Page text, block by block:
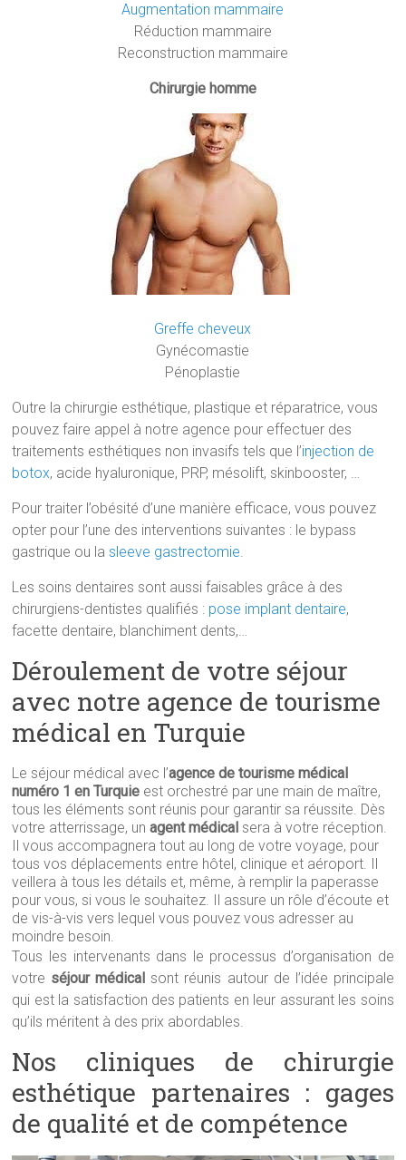
Augmentation mammaire
Réduction mammaire
Reconstruction mammaire
Chirurgie homme
Greffe cheveux
Gynécomastie
Pénoplastie
Outre la chirurgie esthétique, plastique et réparatrice, vous
pouvez faire appel à notre agence pour effectuer des
traitements esthétiques non invasifs tels que l’injection de
botox, acide hyaluronique, PRP, mésolift, skinbooster, …
Pour traiter l’obésité d’une manière efficace, vous pouvez
opter pour l’une des interventions suivantes : le bypass
gastrique ou lasleeve gastrectomie.
Les soins dentaires sont aussi faisables grâce à des
chirurgiens-dentistes qualifiés : pose implant dentaire,
facette dentaire, blanchiment dents,…
Déroulement de votre séjour
avec notre agence de tourisme
médical en Turquie
Le séjour médical avec l’agence de tourisme médical
numéro 1 en Turquie est orchestré par une main de maître,
tous les éléments sont réunis pour garantir sa réussite. Dès
votre atterrissage, unagent médical sera à votre réception.
Il vous accompagnera tout au long de votre voyage, pour
tous vos déplacements entre hôtel, clinique et aéroport. Il
veillera à tous les détails et, même, à remplir la paperasse
pour vous, si vous le souhaitez. Il assure un rôle d’écoute et
de vis-à-vis vers lequel vous pouvez vous adresser au
moindre besoin.
Tous les intervenants dans le processus d’organisation de
votre séjour médical sont réunis autour de l’idée principale
qui est la satisfaction des patients en leur assurant les soins
qu’ils méritent à des prix abordables.
Nos cliniques de chirurgie
esthétique partenaires : gages
de qualité et de compétence